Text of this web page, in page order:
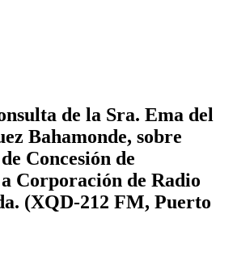
de la Sra. Ema del
Bahamonde, sobre
Concesión de
Corporación de Radio
(XQD-212 FM, Puerto